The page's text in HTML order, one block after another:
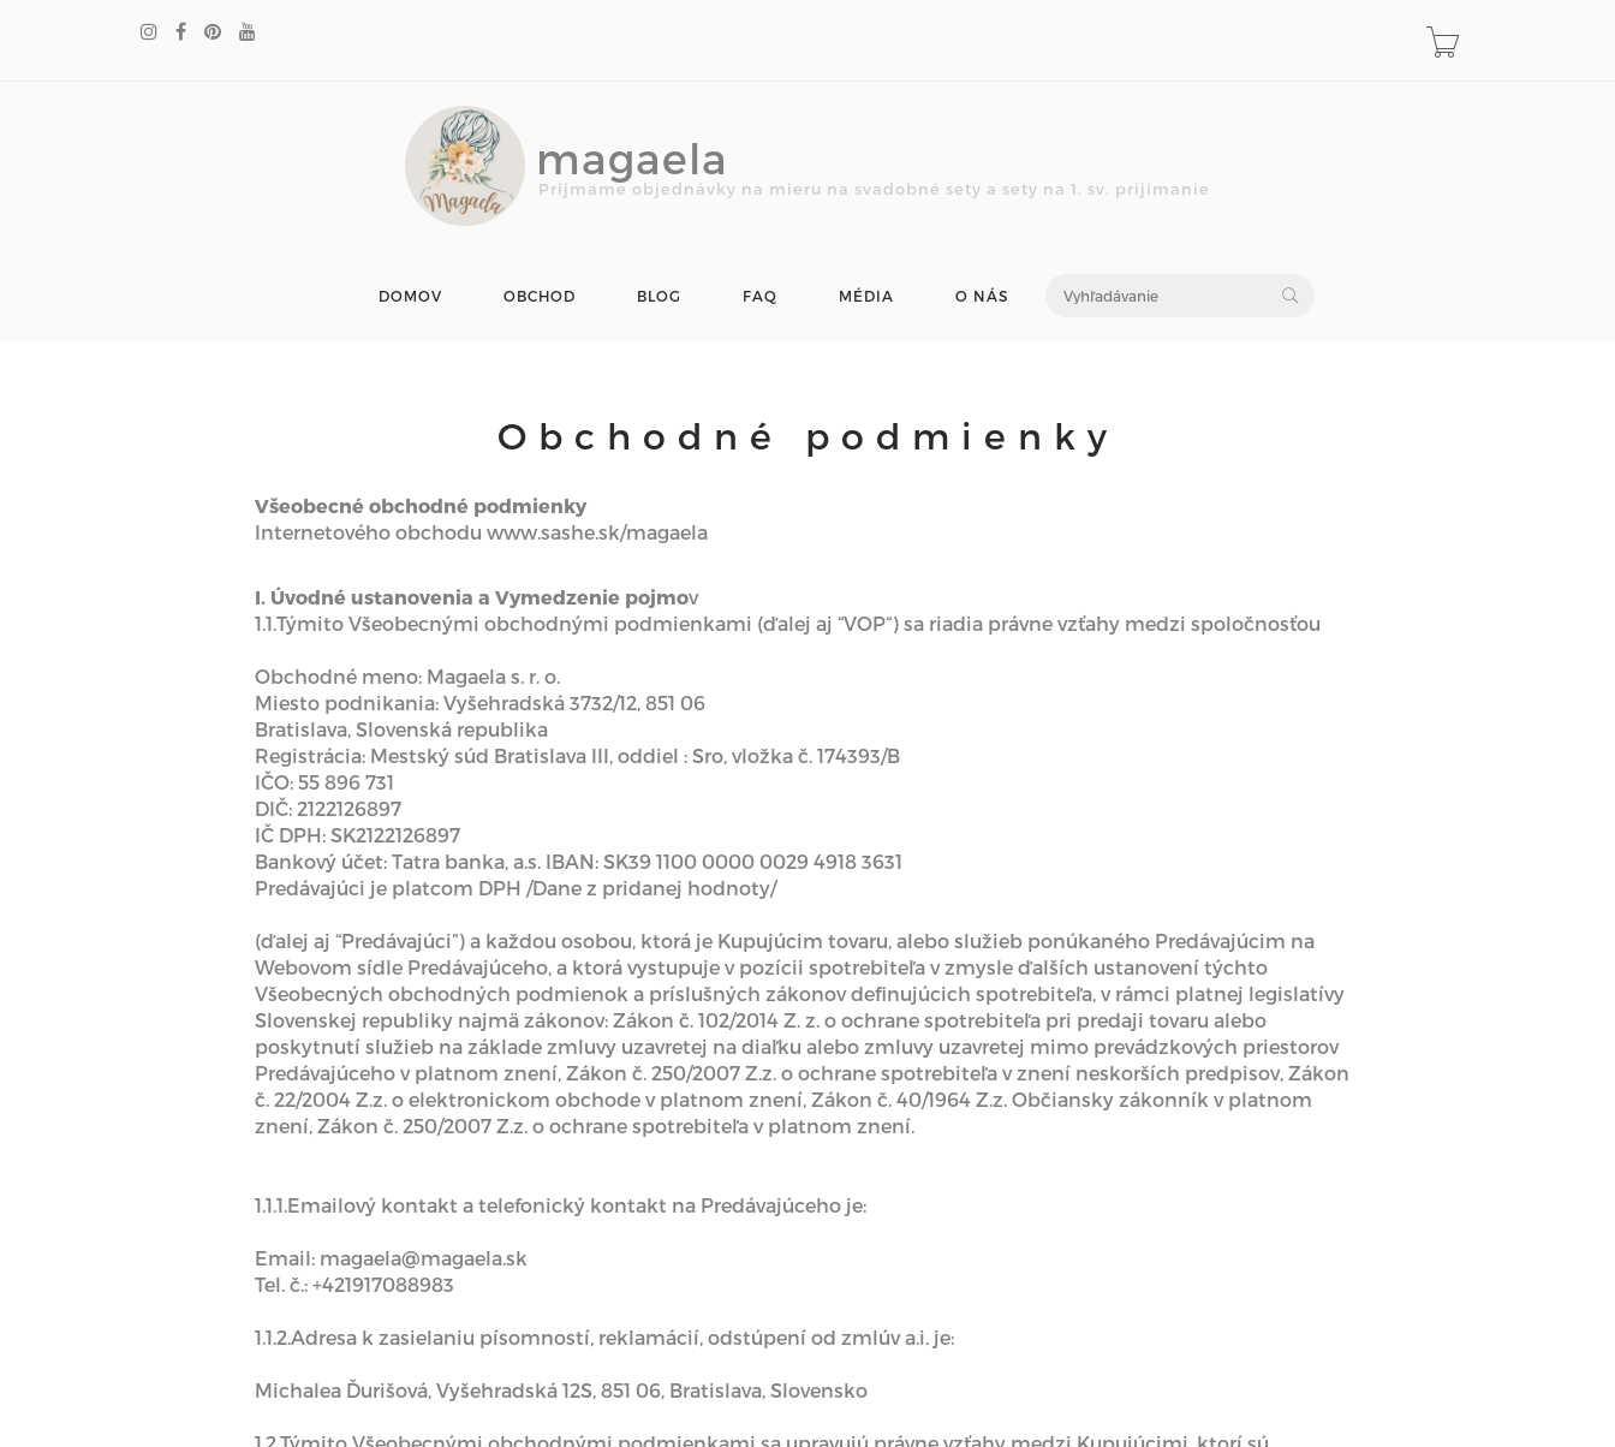
magaela
Príjmame objednávky na mieru na svadobné sety a sety na 1. sv. prijímanie
DOMOV OBCHOD BLOG FAQ MÉDIA O NÁS
Obchodné podmienky
Všeobecné obchodné podmienky
Internetového obchodu www.sashe.sk/magaela
I. Úvodné ustanovenia a Vymedzenie pojmov
1.1.Týmito Všeobecnými obchodnými podmienkami (ďalej aj “VOP“) sa riadia právne vzťahy medzi spoločnosťou
Obchodné meno: Magaela s. r. o.
Miesto podnikania: Vyšehradská 3732/12, 851 06
Bratislava, Slovenská republika
Registrácia: Mestský súd Bratislava III, oddiel : Sro, vložka č. 174393/B
IČO: 55 896 731
DIČ: 2122126897
IČ DPH: SK2122126897
Bankový účet: Tatra banka, a.s. IBAN: SK39 1100 0000 0029 4918 3631
Predávajúci je platcom DPH /Dane z pridanej hodnoty/
(ďalej aj “Predávajúci”) a každou osobou, ktorá je Kupujúcim tovaru, alebo služieb ponúkaného Predávajúcim na
Webovom sídle Predávajúceho, a ktorá vystupuje v pozícii spotrebiteľa v zmysle ďalších ustanovení týchto
Všeobecných obchodných podmienok a príslušných zákonov definujúcich spotrebiteľa, v rámci platnej legislatívy
Slovenskej republiky najmä zákonov: Zákon č. 102/2014 Z. z. o ochrane spotrebiteľa pri predaji tovaru alebo
poskytnutí služieb na základe zmluvy uzavretej na diaľku alebo zmluvy uzavretej mimo prevádzkových priestorov
Predávajúceho v platnom znení, Zákon č. 250/2007 Z.z. o ochrane spotrebiteľa v znení neskorších predpisov, Zákon
č. 22/2004 Z.z. o elektronickom obchode v platnom znení, Zákon č. 40/1964 Z.z. Občiansky zákonník v platnom
znení, Zákon č. 250/2007 Z.z. o ochrane spotrebiteľa v platnom znení.
1.1.1.Emailový kontakt a telefonický kontakt na Predávajúceho je:
Email: magaela@magaela.sk
Tel. č.: +421917088983
1.1.2.Adresa k zasielaniu písomností, reklamácií, odstúpení od zmlúv a.i. je:
Michalea Ďurišová, Vyšehradská 12S, 851 06, Bratislava, Slovensko